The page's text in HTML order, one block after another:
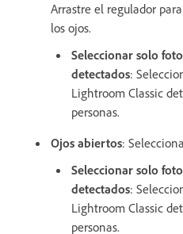
Arrastre el regulador
los ojos.
Seleccionar solo
detectados:
Lightroom Classic
personas.
Ojos abiertos:
Seleccionar solo
detectados:
Lightroom Classic
personas.